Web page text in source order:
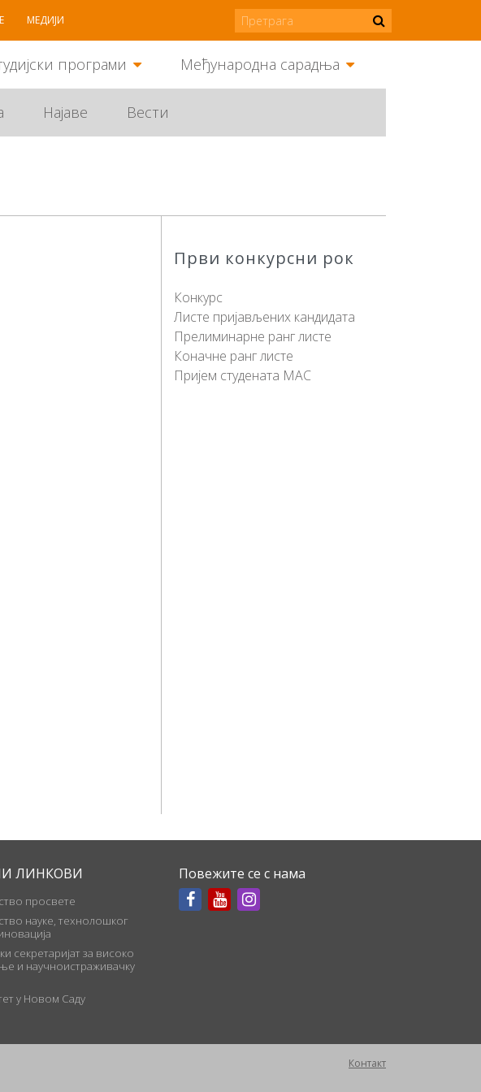
МЕДИЈИ
програми Међународна сарадња
Најаве Вести
Први конкурсни рок
Конкурс
Листе пријављених кандидата
Прелиминарне ранг листе
Коначне ранг листе
Пријем студената МАС
ЛИНКОВИ
просвете
науке, технолошког
секретаријат за високо
и научноистраживачку
у Новом Саду
Повежите се с нама
Контакт